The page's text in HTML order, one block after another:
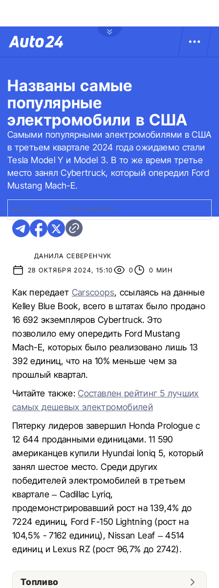
Названы самые
популярные
электромобили в США
Самыми популярными электромобилями в США
в третьем квартале 2024 года ожидаемо стали
Tesla Model Y и Model 3. В то же время третье
место занял Cybertruck, который опередил Ford
Mustang Mach-E.
ФОТО: TESLA MODEL Y
ДАНИЛА СЕВЕРЕНЧУК
28 ОКТЯБРЯ 2024, 15:10
0 0 МИН
Как передает Carscoops, ссылаясь на данные
Kelley Blue Book, всего в штатах было продано
16 692 экземпляров Cybertruck. Это
позволило ему опередить Ford Mustang
Mach-E, которых было реализовано лишь 13
392 единиц, что на 10% меньше чем за
прошлый квартал.
Читайте также:Составлен рейтинг 5 лучших
самых дешевых электромобилей
Пятерку лидеров завершил Honda Prologue с
12 644 проданными единицами. 11 590
американцев купили Hyundai Ioniq 5, который
занял шестое место. Среди других
победителей электромобилей в третьем
квартале – Cadillac Lyriq,
продемонстрировавший рост на 139,4% до
7224 единиц, Ford F-150 Lightning (рост на
104,5% - 7162 единиц), Nissan Leaf – 4514
единиц и Lexus RZ (рост 96,7% до 2742).
Топливо